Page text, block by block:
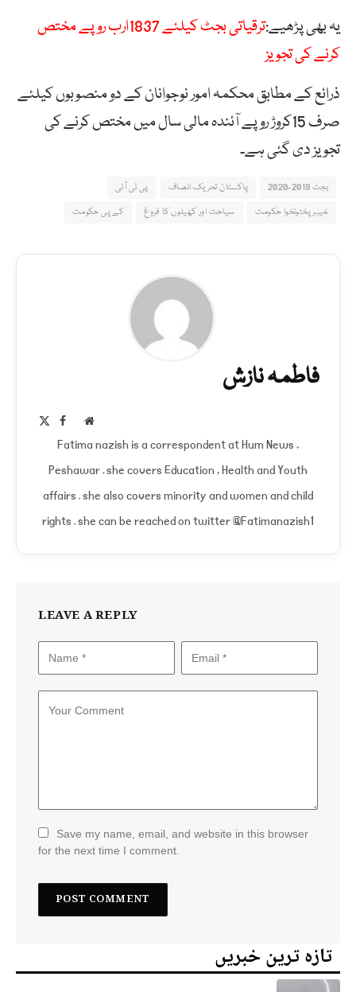
یہ بھی پڑھیے:
ترقیاتی بجٹ کیلئے 1837ارب روپے مختص
کرنے کی تجویز
ذرائع کے مطابق محکمہ امور نوجوانان کے دو منصوبوں کیلئے
صرف 15کروڑ روپے آئندہ مالی سال میں مختص کرنے کی
تجویز دی گئی ہے۔
بجٹ 2019-2020 پاکستان تحریک انصاف
پی ٹی آئی
خیبر پختونخوا حکومت
سیاحت اور کھیلوں کا فروغ کے پی حکومت
فاطمہ نازش
Website
Facebook
Fatima nazish is a correspondent at Hum News ,
Peshawar . she covers Education , Health and Youth
affairs . she also covers minority and women and child
rights . she can be reached on twitter @Fatimanazish1
LEAVE A REPLY
Save my name, email, and website in this browser
for the next time I comment.
تازہ ترین خبریں